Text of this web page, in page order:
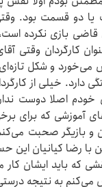
دو قسمت بود.
بازی نکرده
وقتی
می‌خورد و شکل
دارد. خیلی از
اصلا دوست
که برای
کارگردان و بازیگر
رضا کیانیان این
که باید ایشان
به نتیجه